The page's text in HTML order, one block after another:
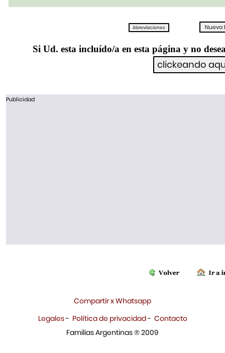
Si Ud. esta incluído/a en esta página y no
Publicidad
Compartir x Whatsapp
Legales- Política de privacidad- Contacto
Familias Argentinas ® 2009